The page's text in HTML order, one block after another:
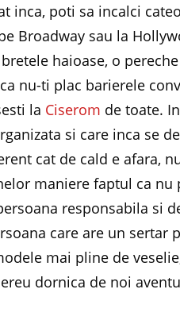
inca, poti sa incalci
Broadway sau la
haioase, o
nu-ti plac barierele
la Ciserom de toate.
si care inca se
cat de cald e afara,
maniere faptul ca
responsabila si
care are un sertar
mai pline de
dornica de noi